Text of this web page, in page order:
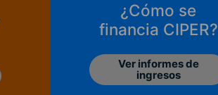
¿Cómo se
financia CIPER?
Ver informes de
ingresos